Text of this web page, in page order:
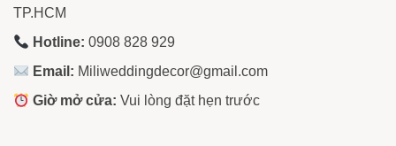
TP.HCM
Hotline: 0908 828 929
Email: Miliweddingdecor@gmail.com
Giờ mở cửa: Vui lòng đặt hẹn trước